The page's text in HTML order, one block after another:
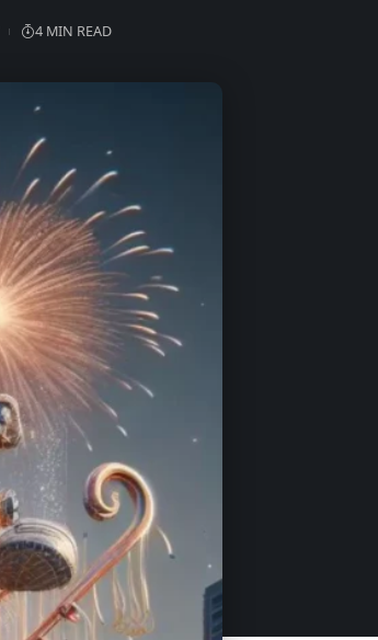
4 MIN READ